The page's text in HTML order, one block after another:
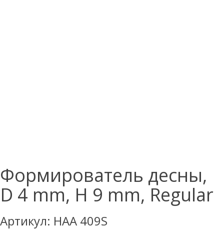
Формирователь десны,
D 4 mm, H 9 mm, Regular
Артикул: HAA 409S